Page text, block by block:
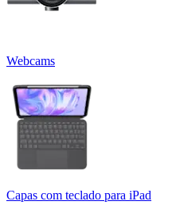
Webcams
Capas com teclado para iPad